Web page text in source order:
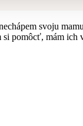
svoju
si pomôcť, mám ich